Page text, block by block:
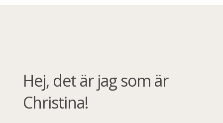
Hej, det är jag som är
Christina!